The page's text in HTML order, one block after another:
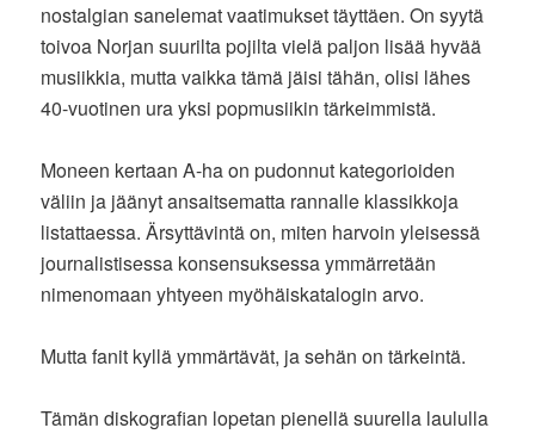
nostalgian sanelemat vaatimukset täyttäen. On syytä
toivoa Norjan suurilta pojilta vielä paljon lisää hyvää
musiikkia, mutta vaikka tämä jäisi tähän, olisi lähes
40-vuotinen ura yksi popmusiikin tärkeimmistä.
Moneen kertaan A-ha on pudonnut kategorioiden
väliin ja jäänyt ansaitsematta rannalle klassikkoja
listattaessa. Ärsyttävintä on, miten harvoin yleisessä
journalistisessa konsensuksessa ymmärretään
nimenomaan yhtyeen myöhäiskatalogin arvo.
Mutta fanit kyllä ymmärtävät, ja sehän on tärkeintä.
Tämän diskografian lopetan pienellä suurella laululla